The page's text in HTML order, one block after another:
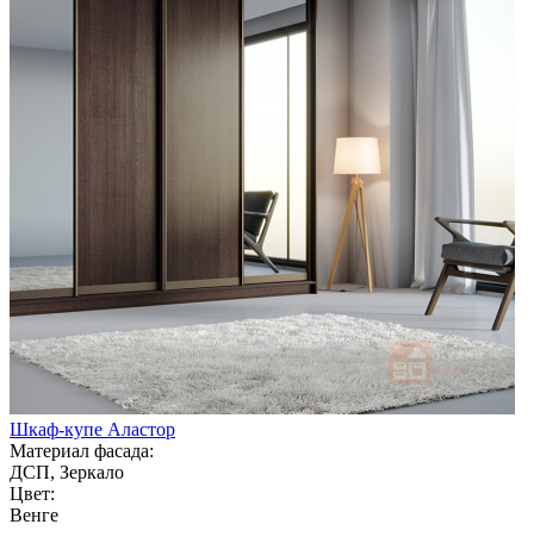
Шкаф-купе Аластор
Материал фасада:
ДСП, Зеркало
Цвет:
Венге